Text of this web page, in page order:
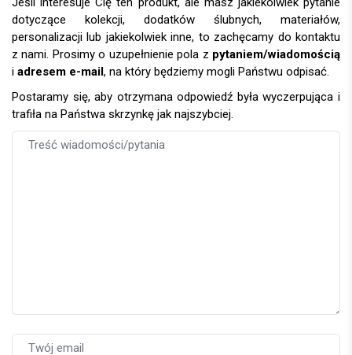
dotyczące kolekcji, dodatków ślubnych, materiałów,
personalizacji lub jakiekolwiek inne, to zachęcamy do kontaktu
z nami. Prosimy o uzupełnienie pola z pytaniem/wiadomością
i adresem e-mail, na który będziemy mogli Państwu odpisać.
Postaramy się, aby otrzymana odpowiedź była wyczerpująca i
trafiła na Państwa skrzynkę jak najszybciej.